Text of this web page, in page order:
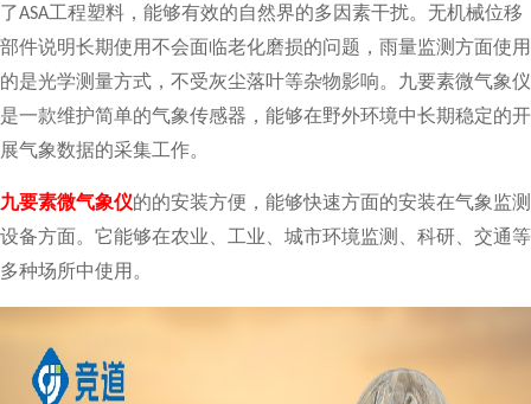
了ASA工程塑料，能够有效的自然界的多因素干扰。无机械位移
部件说明长期使用不会面临老化磨损的问题，雨量监测方面使用
的是光学测量方式，不受灰尘落叶等杂物影响。九要素微气象仪
是一款维护简单的气象传感器，能够在野外环境中长期稳定的开
展气象数据的采集工作。
九要素微气象仪的的安装方便，能够快速方面的安装在气象监测
设备方面。它能够在农业、工业、城市环境监测、科研、交通等
多种场所中使用。